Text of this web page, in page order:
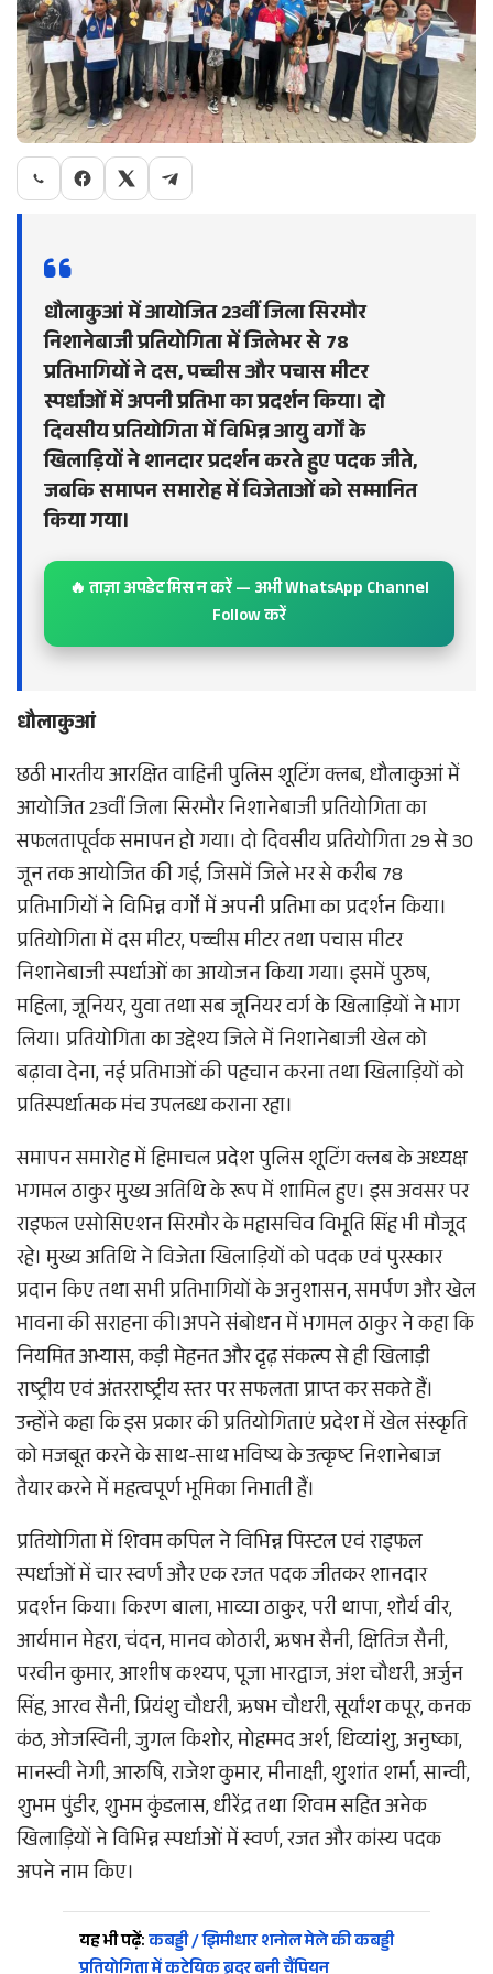
धौलाकुआं में आयोजित 23वीं जिला सिरमौर
निशानेबाजी प्रतियोगिता में जिलेभर से 78
प्रतिभागियों ने दस, पच्चीस और पचास मीटर
स्पर्धाओं में अपनी प्रतिभा का प्रदर्शन किया। दो
दिवसीय प्रतियोगिता में विभिन्न आयु वर्गों के
खिलाड़ियों ने शानदार प्रदर्शन करते हुए पदक जीते,
जबकि समापन समारोह में विजेताओं को सम्मानित
किया गया।
🔥 ताज़ा अपडेट मिस न करें — अभी WhatsApp Channel
Follow करें
धौलाकुआं
छठी भारतीय आरक्षित वाहिनी पुलिस शूटिंग क्लब, धौलाकुआं में
आयोजित 23वीं जिला सिरमौर निशानेबाजी प्रतियोगिता का
सफलतापूर्वक समापन हो गया। दो दिवसीय प्रतियोगिता 29 से 30
जून तक आयोजित की गई, जिसमें जिले भर से करीब 78
प्रतिभागियों ने विभिन्न वर्गों में अपनी प्रतिभा का प्रदर्शन किया।
प्रतियोगिता में दस मीटर, पच्चीस मीटर तथा पचास मीटर
निशानेबाजी स्पर्धाओं का आयोजन किया गया। इसमें पुरुष,
महिला, जूनियर, युवा तथा सब जूनियर वर्ग के खिलाड़ियों ने भाग
लिया। प्रतियोगिता का उद्देश्य जिले में निशानेबाजी खेल को
बढ़ावा देना, नई प्रतिभाओं की पहचान करना तथा खिलाड़ियों को
प्रतिस्पर्धात्मक मंच उपलब्ध कराना रहा।
समापन समारोह में हिमाचल प्रदेश पुलिस शूटिंग क्लब के अध्यक्ष
भगमल ठाकुर मुख्य अतिथि के रूप में शामिल हुए। इस अवसर पर
राइफल एसोसिएशन सिरमौर के महासचिव विभूति सिंह भी मौजूद
रहे। मुख्य अतिथि ने विजेता खिलाड़ियों को पदक एवं पुरस्कार
प्रदान किए तथा सभी प्रतिभागियों के अनुशासन, समर्पण और खेल
भावना की सराहना की।अपने संबोधन में भगमल ठाकुर ने कहा कि
नियमित अभ्यास, कड़ी मेहनत और दृढ़ संकल्प से ही खिलाड़ी
राष्ट्रीय एवं अंतरराष्ट्रीय स्तर पर सफलता प्राप्त कर सकते हैं।
उन्होंने कहा कि इस प्रकार की प्रतियोगिताएं प्रदेश में खेल संस्कृति
को मजबूत करने के साथ-साथ भविष्य के उत्कृष्ट निशानेबाज
तैयार करने में महत्वपूर्ण भूमिका निभाती हैं।
प्रतियोगिता में शिवम कपिल ने विभिन्न पिस्टल एवं राइफल
स्पर्धाओं में चार स्वर्ण और एक रजत पदक जीतकर शानदार
प्रदर्शन किया। किरण बाला, भाव्या ठाकुर, परी थापा, शौर्य वीर,
आर्यमान मेहरा, चंदन, मानव कोठारी, ऋषभ सैनी, क्षितिज सैनी,
परवीन कुमार, आशीष कश्यप, पूजा भारद्वाज, अंश चौधरी, अर्जुन
सिंह, आरव सैनी, प्रियंशु चौधरी, ऋषभ चौधरी, सूर्यांश कपूर, कनक
कंठ, ओजस्विनी, जुगल किशोर, मोहम्मद अर्श, धिव्यांशु, अनुष्का,
मानस्वी नेगी, आरुषि, राजेश कुमार, मीनाक्षी, शुशांत शर्मा, सान्वी,
शुभम पुंडीर, शुभम कुंडलास, धीरेंद्र तथा शिवम सहित अनेक
खिलाड़ियों ने विभिन्न स्पर्धाओं में स्वर्ण, रजत और कांस्य पदक
अपने नाम किए।
यह भी पढ़ें:कबड्डी / झिमीधार शनोल मेले की कबड्डी